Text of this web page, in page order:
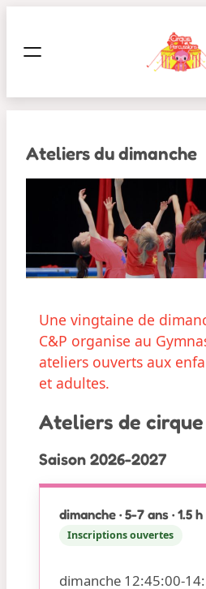
contenu
Ateliers du dimanche
Une vingtaine de
C&P organise au
ateliers ouverts aux
et adultes.
Ateliers de
Saison 2026-2027
dimanche · 5-7 ans · 1.5 h
Inscriptions ouvertes
dimanche 12:45:00-